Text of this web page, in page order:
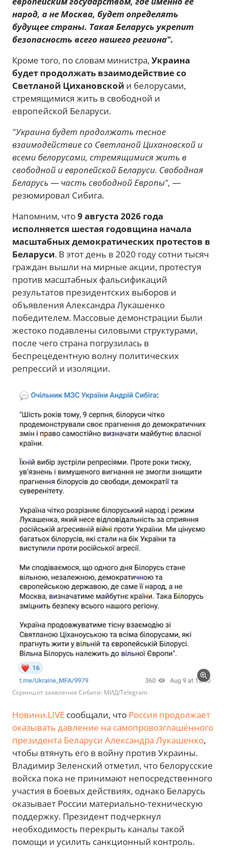
народ, а не Москва, будет определять
будущее страны. Такая Беларусь укрепит
безопасность всего нашего региона".
Кроме того, по словам министра, Украина
будет продолжать взаимодействие со
Светланой Цихановской и белорусами,
стремящимися жить в свободной и
европейской Беларуси.
"Украина будет продолжать тесное
взаимодействие со Светланой Цихановской и
всеми белорусами, стремящимися жить в
свободной и европейской Беларуси. Свободная
Беларусь — часть свободной Европы", —
резюмировал Сибига.
Напомним, что9 августа 2026 года
исполняется шестая годовщина начала
масштабных демократических протестов в
Беларуси. В этот день в 2020 году сотни тысяч
граждан вышли на мирные акции, протестуя
против масштабных фальсификаций
результатов президентских выборов и
объявления Александра Лукашенко
победителем. Массовые демонстрации были
жестоко подавлены силовыми структурами,
после чего страна погрузилась в
беспрецедентную волну политических
репрессий и изоляции.
Скриншот заявления Сибиги: МИД/Telegram
Новини.LIVE сообщали, что Россия продолжает
оказывать давление на самопровозглашённого
президента Беларуси Александра Лукашенко,
чтобы втянуть его в войну против Украины.
Владимир Зеленский отметил, что белорусские
войска пока не принимают непосредственного
участия в боевых действиях, однако Беларусь
оказывает России материально-техническую
поддержку. Президент подчеркнул
необходимость перекрыть каналы такой
помощи и усилить санкционный контроль.